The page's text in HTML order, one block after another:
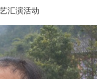
汇演活动